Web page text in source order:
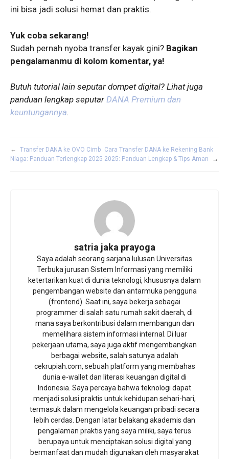
ini bisa jadi solusi hemat dan praktis.
Yuk coba sekarang!
Sudah pernah nyoba transfer kayak gini? Bagikan
pengalamanmu di kolom komentar, ya!
Butuh tutorial lain seputar dompet digital? Lihat juga
panduan lengkap seputar DANA Premium dan
keuntungannya.
←
Transfer DANA ke OVO Cimb
Niaga: Panduan Terlengkap 2025
Cara Transfer DANA ke Rekening Bank
2025: Panduan Lengkap & Tips Aman
→
satria jaka prayoga
Saya adalah seorang sarjana lulusan Universitas
Terbuka jurusan Sistem Informasi yang memiliki
ketertarikan kuat di dunia teknologi, khususnya dalam
pengembangan website dan antarmuka pengguna
(frontend). Saat ini, saya bekerja sebagai
programmer di salah satu rumah sakit daerah, di
mana saya berkontribusi dalam membangun dan
memelihara sistem informasi internal. Di luar
pekerjaan utama, saya juga aktif mengembangkan
berbagai website, salah satunya adalah
cekrupiah.com, sebuah platform yang membahas
dunia e-wallet dan literasi keuangan digital di
Indonesia. Saya percaya bahwa teknologi dapat
menjadi solusi praktis untuk kehidupan sehari-hari,
termasuk dalam mengelola keuangan pribadi secara
lebih cerdas. Dengan latar belakang akademis dan
pengalaman praktis yang saya miliki, saya terus
berupaya untuk menciptakan solusi digital yang
bermanfaat dan mudah digunakan oleh masyarakat